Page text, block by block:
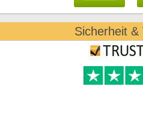
Sicherheit &